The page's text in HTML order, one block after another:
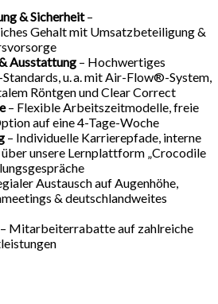
& Sicherheit–
Gehalt mit Umsatzbeteiligung &
Ausstattung – Hochwertiges
u. a. mit Air-Flow®-System,
Röntgen und Clear Correct
– Flexible Arbeitszeitmodelle, freie
auf eine 4-Tage-Woche
– Individuelle Karrierepfade, interne
unsere Lernplattform „Crocodile
Austausch auf Augenhöhe,
& deutschlandweites
Mitarbeiterrabatte auf zahlreiche